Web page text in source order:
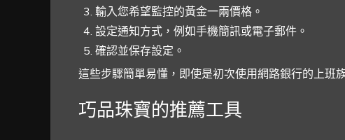
輸入您希望監控的黃金一兩價格。
設定通知方式，例如手機簡訊或電子郵件。
確認並保存設定。
這些步驟簡單易懂，即使是初次使用網路銀行的上班
巧品珠寶的推薦工具